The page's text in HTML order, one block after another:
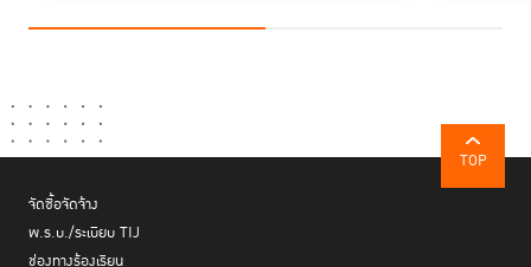
TOP
จัดซื้อจัดจ้าง
พ.ร.บ./ระเบียบ TIJ
ช่องทางร้องเรียน